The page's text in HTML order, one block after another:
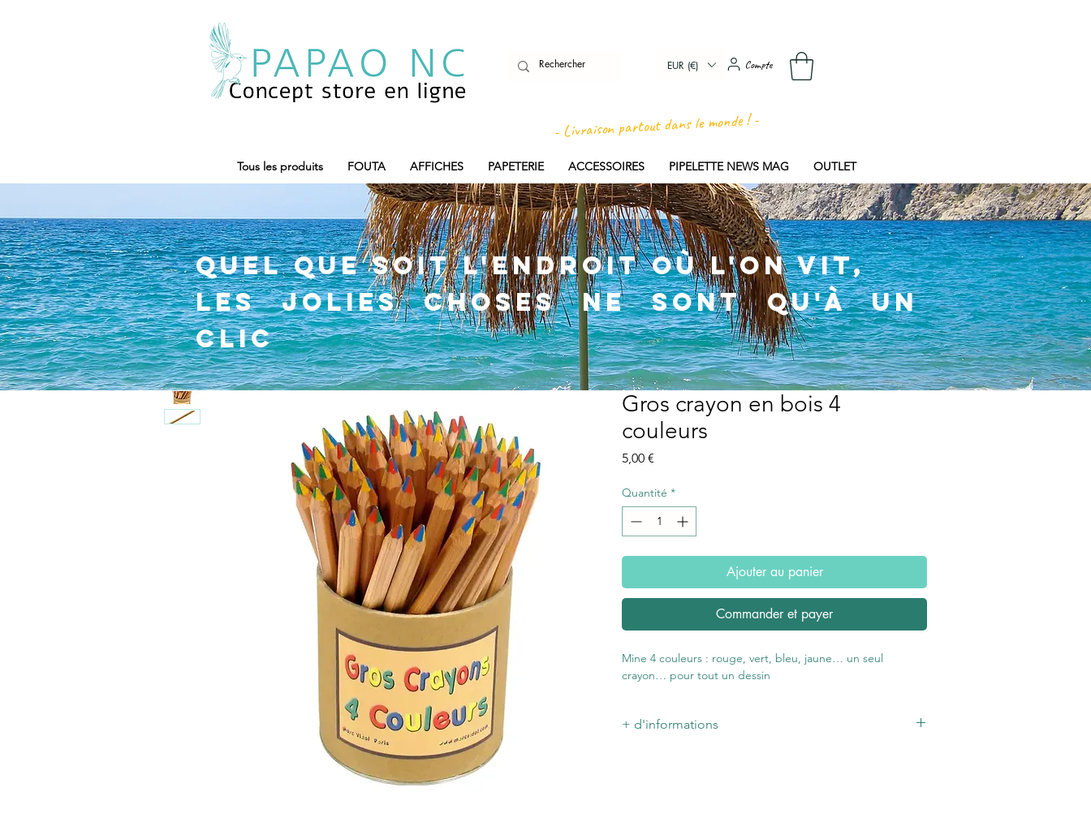
EUR (€) Compte
- Livraison partout dans le monde ! -
Tous les produits FOUTA AFFICHES PAPETERIE ACCESSOIRES PIPELETTE NEWS MAG OUTLET
Quel que soit l'endroit où l'on vit,
les jolies choses ne sont qu'à un
clic
Gros crayon en bois 4
couleurs
5,00 €
Quantité *
Ajouter au panier
Commander et payer
Mine 4 couleurs : rouge, vert, bleu, jaune… un seul
crayon… pour tout un dessin
+ d'informations